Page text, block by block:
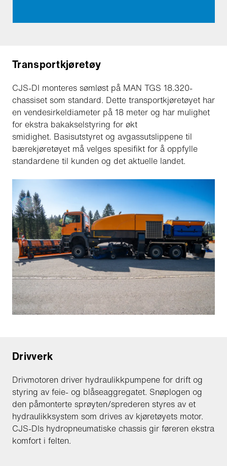
Transportkjøretøy
CJS-DI monteres sømløst på MAN TGS 18.320-
chassiset som standard. Dette transportkjøretøyet har
en vendesirkeldiameter på 18 meter og har mulighet
for ekstra bakakselstyring for økt
smidighet. Basisutstyret og avgassutslippene til
bærekjøretøyet må velges spesifikt for å oppfylle
standardene til kunden og det aktuelle landet.
Drivverk
Drivmotoren driver hydraulikkpumpene for drift og
styring av feie- og blåseaggregatet. Snøplogen og
den påmonterte sprøyten/sprederen styres av et
hydraulikksystem som drives av kjøretøyets motor.
CJS-DIs hydropneumatiske chassis gir føreren ekstra
komfort i felten.